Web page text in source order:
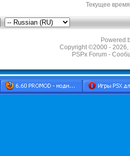
Текущее
Powered
Copyright ©2000 -
PSPx Forum -